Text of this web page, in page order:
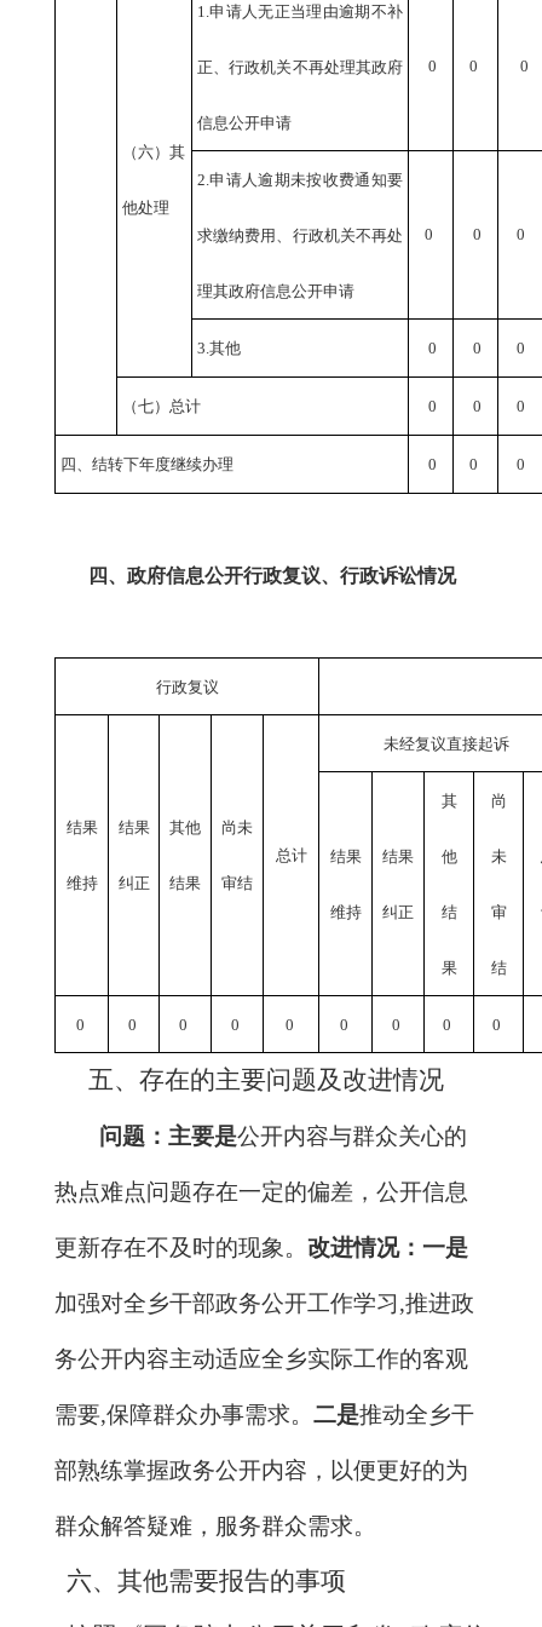
（六）其
他处理
1.申请人无正当理由逾期不补
正、行政机关不再处理其政府
信息公开申请
0 0 0
2.申请人逾期未按收费通知要
求缴纳费用、行政机关不再处
理其政府信息公开申请
0 0 0
3.其他 0 0 0
（七）总计 0 0 0
四、结转下年度继续办理 0 0 0
四、政府信息公开行政复议、行政诉讼情况
行政复议
结果
维持
结果
纠正
其他
结果
尚未
审结
总计
未经复议直接起诉
结果
维持
结果
纠正
其
他
结
果
尚
未
审
结
0 0 0 0 0 0 0 0 0
五、存在的主要问题及改进情况
问题： 主要是公开内容与群众关心的
热点难点问题存在一定的偏差，公开信息
更新存在不及时的现象。 改进情况： 一是
加强对全乡干部政务公开工作学习,推进政
务公开内容主动适应全乡实际工作的客观
需要,保障群众办事需求。 二是推动全乡干
部熟练掌握政务公开内容，以便更好的为
群众解答疑难，服务群众需求。
六、其他需要报告的事项